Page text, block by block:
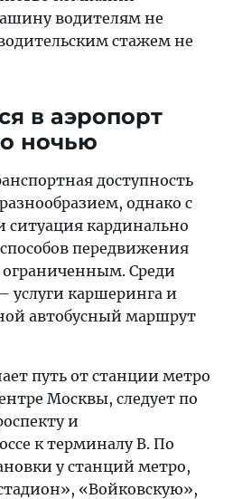
водителям не
стажем не
в аэропорт
ночью
доступность
однако с
ситуация кардинально
передвижения
ограниченным. Среди
каршеринга и
автобусный маршрут
путь от станции метро
Москвы, следует по
и
к терминалу B. По
у станций метро,
«Войковскую»,